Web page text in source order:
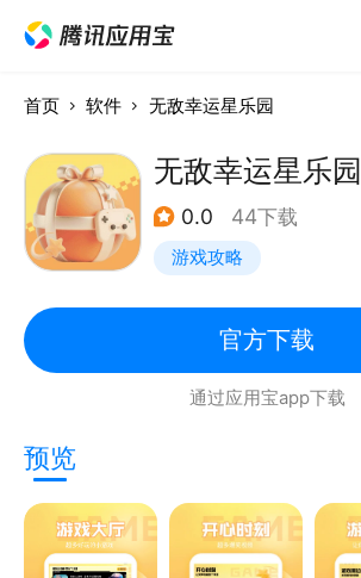
首页 软件 无敌幸运星乐园
无敌幸运星乐园
0.0 44下载
游戏攻略
官方下载
通过应用宝app下载
预览